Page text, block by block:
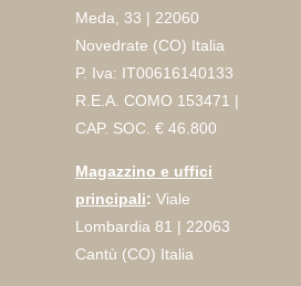
Meda, 33 | 22060
Novedrate (CO) Italia
P. Iva: IT00616140133
R.E.A. COMO 153471 |
CAP. SOC. € 46.800
Magazzino e uffici
principali: Viale
Lombardia 81 | 22063
Cantù (CO) Italia